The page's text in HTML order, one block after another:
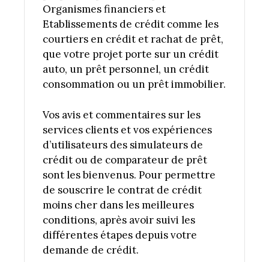
Organismes financiers et
Etablissements de crédit comme les
courtiers en crédit et rachat de prêt,
que votre projet porte sur un crédit
auto, un prêt personnel, un crédit
consommation ou un prêt immobilier.
Vos avis et commentaires sur les
services clients et vos expériences
d’utilisateurs des simulateurs de
crédit ou de comparateur de prêt
sont les bienvenus. Pour permettre
de souscrire le contrat de crédit
moins cher dans les meilleures
conditions, après avoir suivi les
différentes étapes depuis votre
demande de crédit.